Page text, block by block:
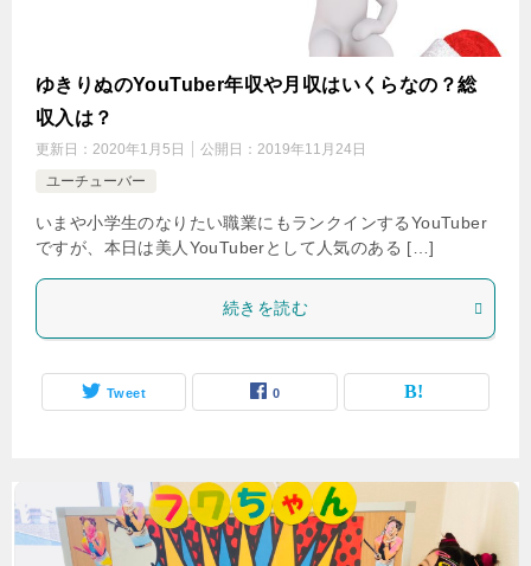
ゆきりぬのYouTuber年収や月収はいくらなの？総
収入は？
更新日： 2020年1月5日 公開日： 2019年11月24日
ユーチューバー
いまや小学生のなりたい職業にもランクインするYouTuber
ですが、本日は美人YouTuberとして人気のある […]
続きを読む
Tweet 0